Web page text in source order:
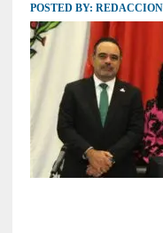
POSTED BY: